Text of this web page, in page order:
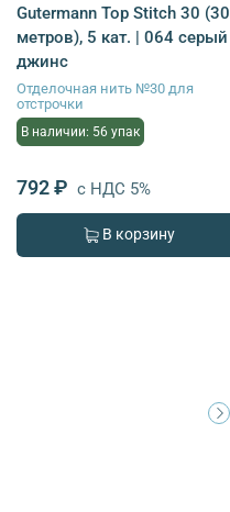
Gutermann Top Stitch 30 (30
метров), 5 кат. | 064 серый
джинс
Отделочная нить №30 для
отстрочки
В наличии: 56 упак
792 ₽ с НДС 5%
В корзину